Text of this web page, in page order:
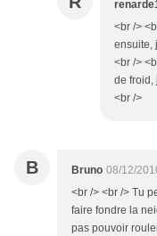
<br />
ensuite,
<br />
de froid,
<br />
B Bruno 08/12/
<br /> <br /> Tu
faire fondre la
pas pouvoir